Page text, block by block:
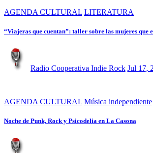
AGENDA CULTURAL LITERATURA
“Viajeras que cuentan”: taller sobre las mujeres que
Radio Cooperativa Indie Rock Jul 17,
AGENDA CULTURAL Música independiente
Noche de Punk, Rock y Psicodelia en La Casona